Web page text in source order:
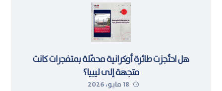
هل احتُجزت طائرة أوكرانية محمّلة بمتفجرات كانت
متجهة إلى ليبيا؟
18 مايو، 2026